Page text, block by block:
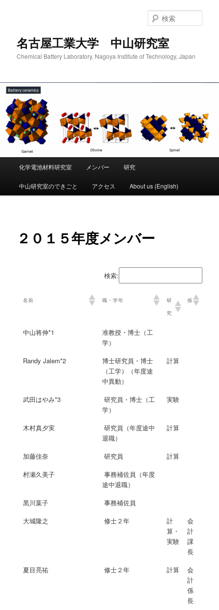
名古屋工業大学 中山研究室
Chemical Battery Laboratory, Nagoya Institute of Technology, Japan
索
メ
イ
へ
移
化学電池材料研究室 メンバー 研究
中山研究室のできごと アクセス About us (English)
２０１５年度メンバー
検索:
名前 職・学年
研
究
係
中山将伸*1
准教授・博士（工
学）
Randy Jalem*2
博士研究員・博士
（工学）（年度途
中異動）
計算
武田はやみ*3
研究員・博士（工
学）
実験
木村真夕実
研究員（年度途中
退職）
計算
加藤佳奈 研究員
計算
村瀬久美子
事務補佐員（年度
途中退職）
黒川葉子
事務補佐員
大城隆之
修士２年
計
算・
実験
会
計
課
長
夏目亮祐
修士２年 計算
会
計
係
長